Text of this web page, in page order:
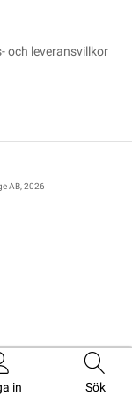
in Sök
och leveransvillkor
AB, 2026